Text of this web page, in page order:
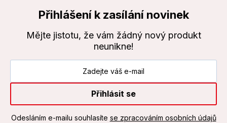
Přihlášení k zasílání novinek
Mějte jistotu, že vám žádný nový produkt
neunikne!
Přihlásit se
Odesláním e-mailu souhlasíte se zpracováním osobních údajů